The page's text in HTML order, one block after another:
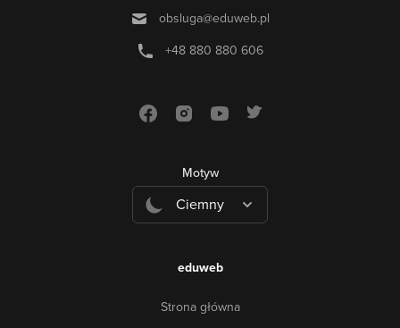
obsluga@eduweb.pl
+48 880 880 606
Motyw
Ciemny
eduweb
Strona główna